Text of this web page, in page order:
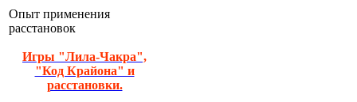
Опыт применения
расстановок
Игры "Лила-Чакра",
"Код Крайона" и
расстановки.